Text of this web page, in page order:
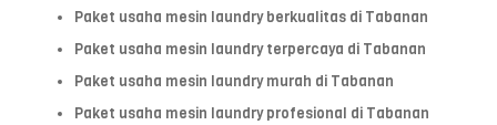
Paket usaha mesin laundry berkualitas di Tabanan
Paket usaha mesin laundry terpercaya di Tabanan
Paket usaha mesin laundry murah di Tabanan
Paket usaha mesin laundry profesional di Tabanan